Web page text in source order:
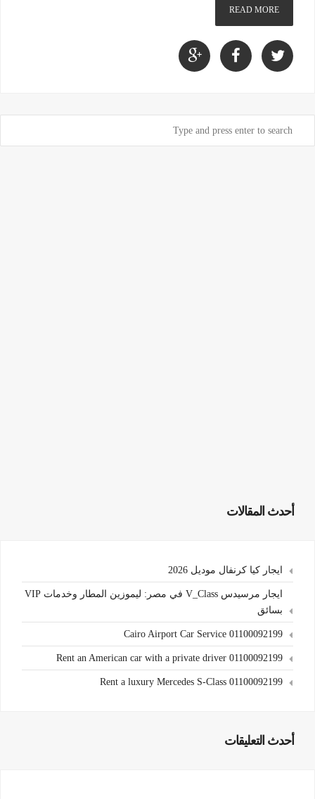
READ MORE
أحدث المقالات
ايجار كيا كرنفال موديل 2026
ايجار مرسيدس V_Class في مصر: ليموزين المطار وخدمات VIP
بسائق
Cairo Airport Car Service 01100092199
Rent an American car with a private driver 01100092199
Rent a luxury Mercedes S-Class 01100092199
أحدث التعليقات